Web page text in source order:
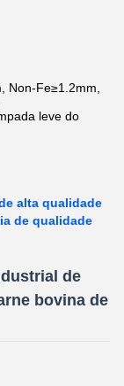
Non-Fe≥1.2mm,
leve do
alta qualidade
de qualidade
de
bovina de